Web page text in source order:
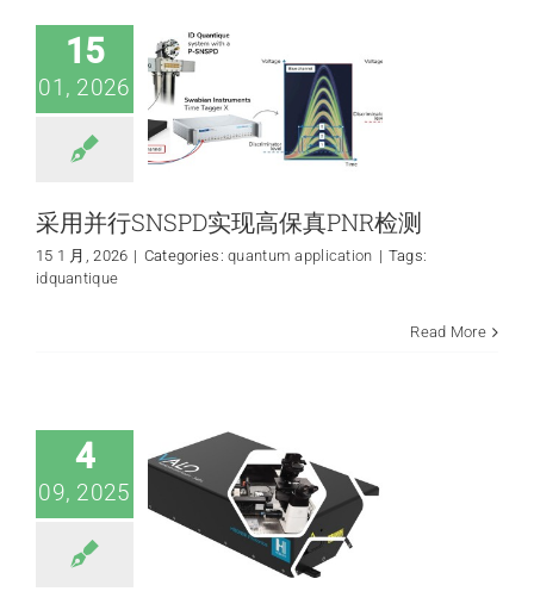
15
01, 2026
采用并行SNSPD实现高保真PNR检测
15 1 月, 2026 | Categories:quantum application | Tags:
idquantique
Read More
4
09, 2025
FLIM application
Technology